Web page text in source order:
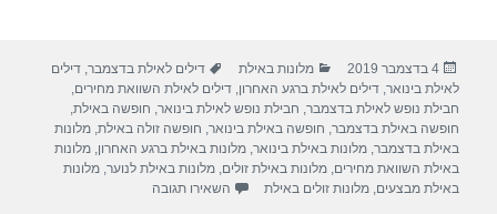
e
b
o
o
s
A
p
p
gr
a
m
e
פורסם
בתאריך
4 בדצמבר 2019 קטגוריות
מלונות באילת תגיות
דילים לאילת בדצמבר,דילים
לאילת בינואר,דילים לאילת ברגע האחרון,דילים לאילת השוואת מחירים,
חבילת נופש לאילת בדצמבר, חבילת נופש לאילת בינואר, חופשה באילת,
חופשה באילת בדצמבר, חופשה באילת בינואר, חופשה זולה באילת,מלונות
באילת בדצמבר,מלונות באילת בינואר,מלונות באילת ברגע האחרון,מלונות
באילת השוואת מחירים,מלונות באילת זולים,מלונות באילת לנוער,מלונות
באילת מבצעים,מלונות זולים באילת השאירו תגובה